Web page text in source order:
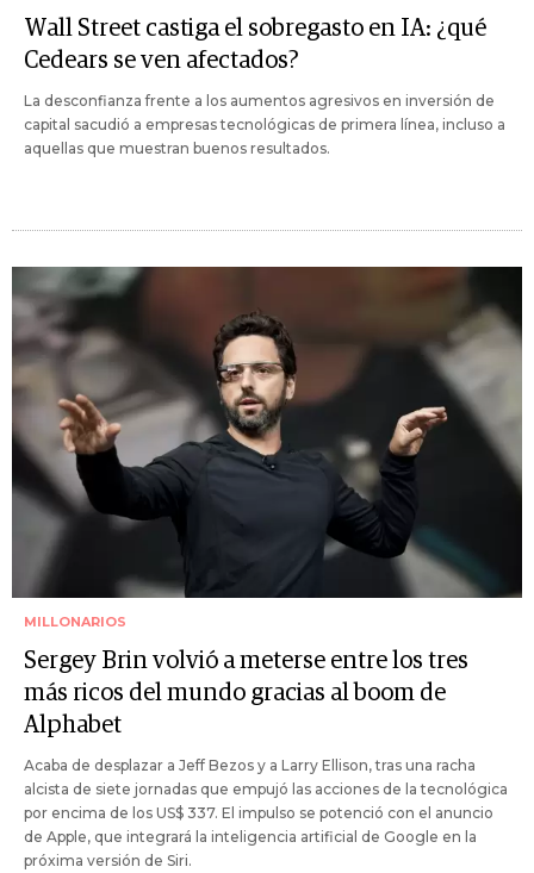
Wall Street castiga el sobregasto en IA: ¿qué
Cedears se ven afectados?
La desconfianza frente a los aumentos agresivos en inversión de
capital sacudió a empresas tecnológicas de primera línea, incluso a
aquellas que muestran buenos resultados.
MILLONARIOS
Sergey Brin volvió a meterse entre los tres
más ricos del mundo gracias al boom de
Alphabet
Acaba de desplazar a Jeff Bezos y a Larry Ellison, tras una racha
alcista de siete jornadas que empujó las acciones de la tecnológica
por encima de los US$ 337. El impulso se potenció con el anuncio
de Apple, que integrará la inteligencia artificial de Google en la
próxima versión de Siri.